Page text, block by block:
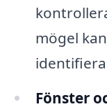
mögel
Fönster